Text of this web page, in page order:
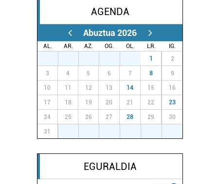
AGENDA
Abuztua 2026
AL. AR. AZ. OG. OL. LR.
IG.
1 2
3 4 5 6 7 8 9
10 11 12 13 14 15 16
17 18 19 20 21 22 23
24 25 26 27 28 29 30
31
EGURALDIA